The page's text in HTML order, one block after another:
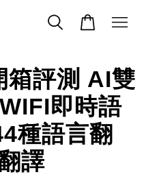
箱評測 AI雙
即時語
種語言翻
譯